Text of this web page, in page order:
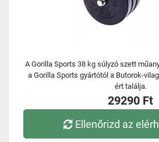
A Gorilla Sports 38 kg súlyzó szett
a Gorilla Sports gyártótól a Butorok-
ért találja.
29290 Ft
Ellenőrizd az